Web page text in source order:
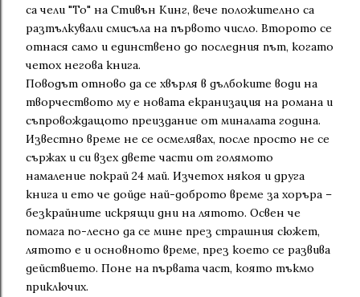
са чели "То" на Стивън Кинг, вече положително са
разтълкували смисъла на първото число. Второто се
отнася само и единствено до последния път, когато
четох негова книга.
Поводът отново да се хвърля в дълбоките води на
творчеството му е новата екранизация на романа и
съпровождащото преиздание от миналата година.
Известно време не се осмелявах, после просто не се
сържах и си взех двете части от голямото
намаление покрай 24 май. Изчетох някоя и друга
книга и ето че дойде най-доброто време за хоръра –
безкрайните искрящи дни на лятото. Освен че
помага по-лесно да се мине през страшния сюжет,
лятото е и основното време, през което се развива
действието. Поне на първата част, която тъкмо
приключих.